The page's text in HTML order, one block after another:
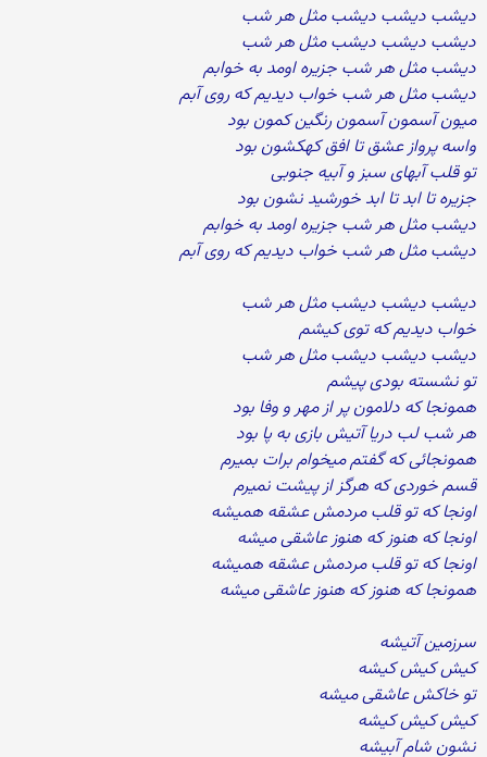
دیشب دیشب دیشب مثل هر شب
دیشب دیشب دیشب مثل هر شب
دیشب مثل هر شب جزیره اومد به خوابم
دیشب مثل هر شب خواب دیدیم که روی آبم
میون آسمون آسمون رنگین کمون بود
واسه پرواز عشق تا افق کهکشون بود
تو قلب آبهای سبز و آبیه جنوبی
جزیره تا ابد تا ابد خورشید نشون بود
دیشب مثل هر شب جزیره اومد به خوابم
دیشب مثل هر شب خواب دیدیم که روی آبم
دیشب دیشب دیشب مثل هر شب
خواب دیدیم که توی کیشم
دیشب دیشب دیشب مثل هر شب
تو نشسته بودی پیشم
همونجا که دلامون پر از مهر و وفا بود
هر شب لب دریا آتیش بازی به پا بود
همونجائی که گفتم میخوام برات بمیرم
قسم خوردی که هرگز از پیشت نمیرم
اونجا که تو قلب مردمش عشقه همیشه
اونجا که هنوز که هنوز عاشقی میشه
اونجا که تو قلب مردمش عشقه همیشه
همونجا که هنوز که هنوز عاشقی میشه
سرزمین آتیشه
کیش کیش کیشه
تو خاکش عاشقی میشه
کیش کیش کیشه
نشون شام آبیشه